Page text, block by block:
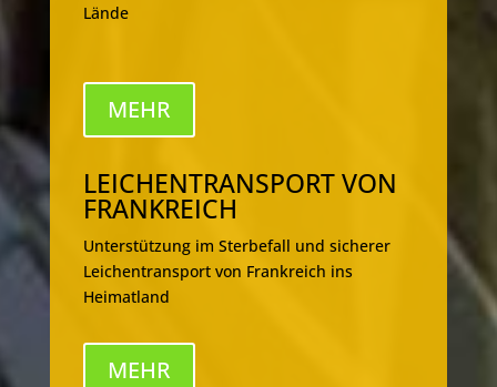
Lände
MEHR
LEICHENTRANSPORT VON
FRANKREICH
Unterstützung im Sterbefall und sicherer
Leichentransport von Frankreich ins
Heimatland
MEHR